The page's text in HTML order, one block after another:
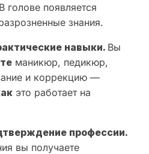
голове появляется
знания.
навыки. Вы
маникюр, педикюр,
и коррекцию —
это работает на
профессии.
вы получаете